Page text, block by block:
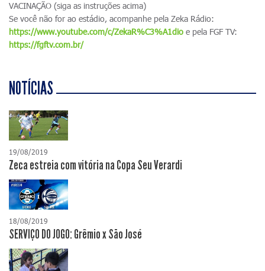
VACINAÇÃO (siga as instruções acima)
Se você não for ao estádio, acompanhe pela Zeka Rádio:
https://www.youtube.com/c/ZekaR%C3%A1dio e pela FGF TV:
https://fgftv.com.br/
NOTÍCIAS
19/08/2019
Zeca estreia com vitória na Copa Seu Verardi
18/08/2019
SERVIÇO DO JOGO: Grêmio x São José